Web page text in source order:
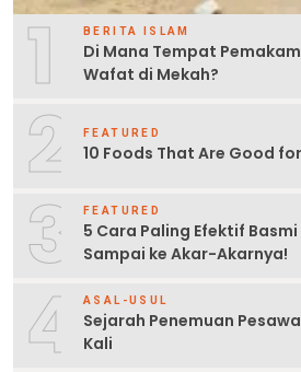
1 BERITA ISLAM
Di Mana Tempat
Wafat di Mekah?
2 FEATURED
10 Foods That Are Good
3 FEATURED
5 Cara Paling Efektif
Sampai ke Akar-Akarnya!
4 ASAL-USUL
Sejarah Penemuan
Kali